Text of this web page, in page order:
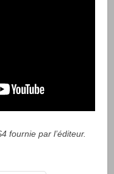
fournie par l’éditeur.